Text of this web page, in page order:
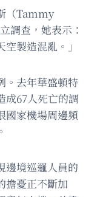
（Tammy
調查，她表示：
製造混亂。」
。去年華盛頓特
成67人死亡的調
國家機場周邊頻
邊境巡邏人員的
擔憂正不斷加